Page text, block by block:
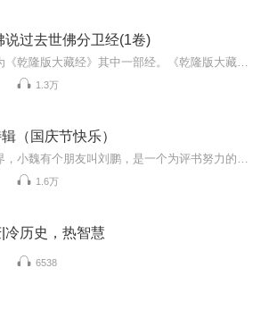
说过去世佛分卫经(1卷)
1.3万
（国庆节快乐）
1.6万
冷历史，热智慧
6538